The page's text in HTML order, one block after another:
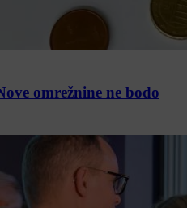
omrežnine ne bodo